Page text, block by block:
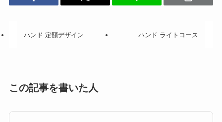
ハンド 定額デザイン ハンド ライトコース
この記事を書いた人